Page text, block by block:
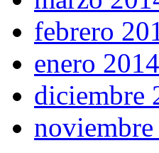
febrero
enero 2014
diciembre